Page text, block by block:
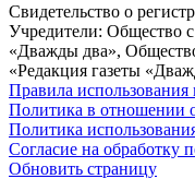
Свидетельство о
Учредители: Общество
«Дважды два»,
«Редакция газеты
Правила использования
Политика в отношении
Политика
Согласие на обработку
Обновить страницу